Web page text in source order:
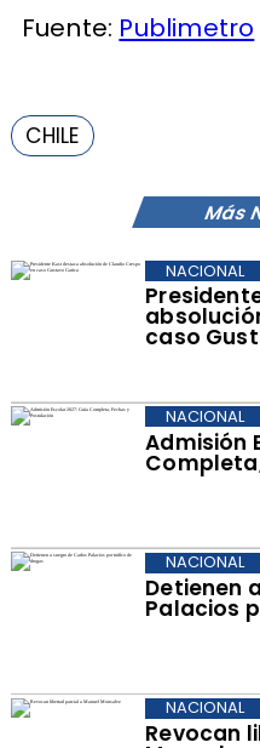
Más
caso
NACIONAL
Admisión
NACIONAL
Detienen
Palacios
NACIONAL
Revocan
NACIONAL
Fuente: Publimetro
CHILE